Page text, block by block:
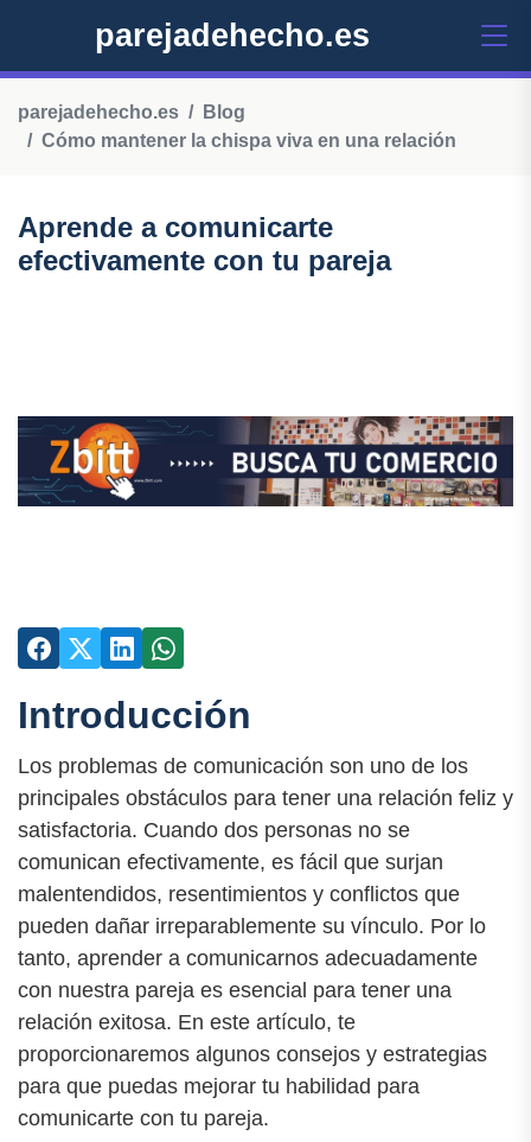
parejadehecho.es
parejadehecho.es
Blog
Cómo mantener la chispa viva en una relación
Aprende a comunicarte
efectivamente con tu pareja
Introducción
Los problemas de comunicación son uno de los
principales obstáculos para tener una relación feliz y
satisfactoria. Cuando dos personas no se
comunican efectivamente, es fácil que surjan
malentendidos, resentimientos y conflictos que
pueden dañar irreparablemente su vínculo. Por lo
tanto, aprender a comunicarnos adecuadamente
con nuestra pareja es esencial para tener una
relación exitosa. En este artículo, te
proporcionaremos algunos consejos y estrategias
para que puedas mejorar tu habilidad para
comunicarte con tu pareja.